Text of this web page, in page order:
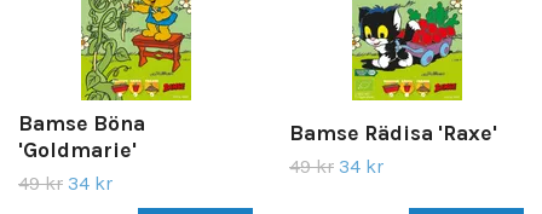
Bamse Böna
'Goldmarie'
49 kr 34 kr
Bamse Rädisa 'Raxe'
49 kr 34 kr